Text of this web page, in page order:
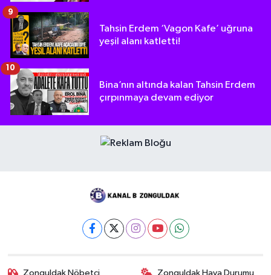
Tahsin Erdem ‘Vagon Kafe’ uğruna
yeşil alanı katletti!
9
Bina’nın altında kalan Tahsin Erdem
çırpınmaya devam ediyor
10
Zonguldak Nöbetçi
Zonguldak Hava Durumu